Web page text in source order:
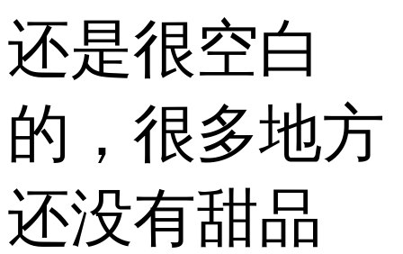
还是很空白
的，很多地方
还没有甜品